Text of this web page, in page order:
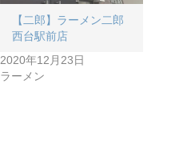
【二郎】ラーメン二郎
西台駅前店
2020年12月23日
ラーメン